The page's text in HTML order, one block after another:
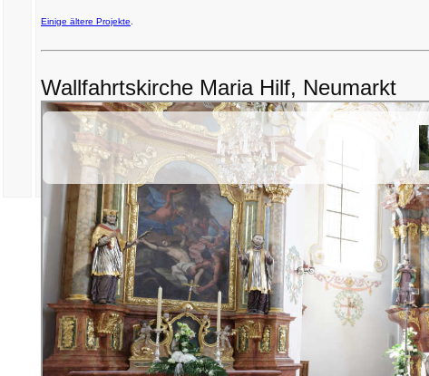
Einige ältere Projekte
Wallfahrtskirche Maria Hilf, Neumarkt